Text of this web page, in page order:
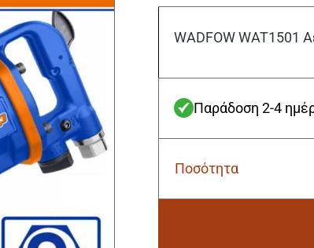
WADFOW WAT1501
Παράδοση 2-4
Ποσότητα
Wadfow